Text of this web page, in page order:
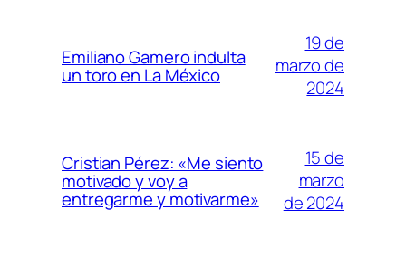
Emiliano Gamero indulta
un toro en La México
19 de
marzo de
2024
Cristian Pérez: «Me siento
motivado y voy a
entregarme y motivarme»
15 de
marzo
de 2024